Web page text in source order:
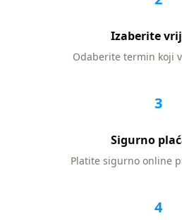
Izaberite
Odaberite termin koji
3
Sigurno
Platite sigurno online
4